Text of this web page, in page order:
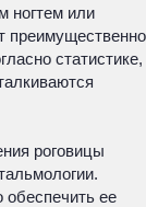
ногтем или
преимущественно
статистике,
роговицы
ее